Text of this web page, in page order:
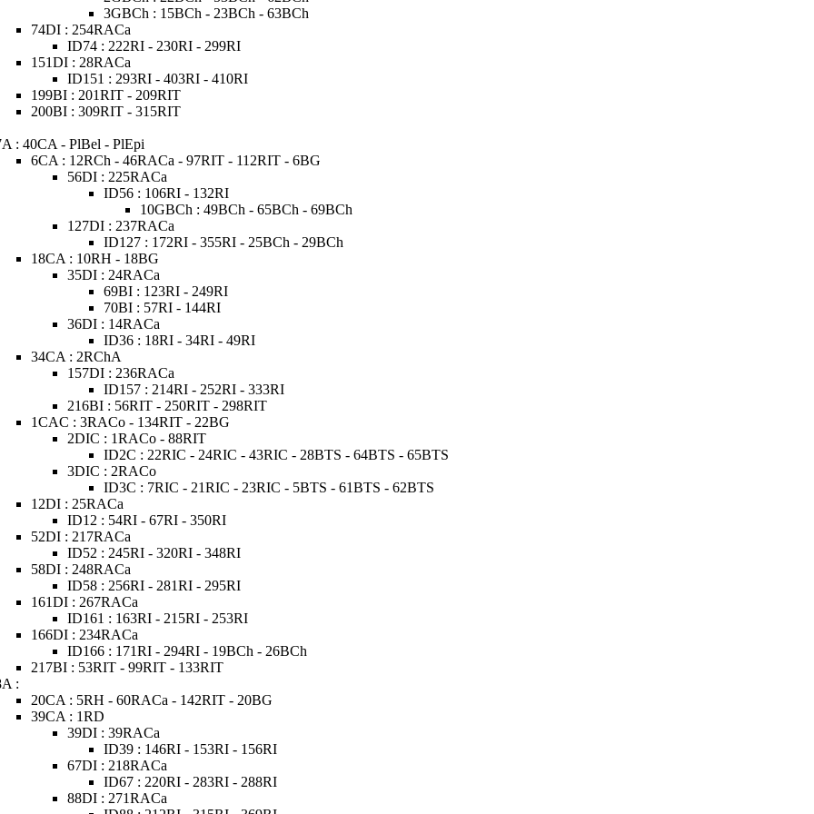
3GBCh : 15BCh - 23BCh - 63BCh
74DI : 254RACa
ID74 : 222RI - 230RI - 299RI
151DI : 28RACa
ID151 : 293RI - 403RI - 410RI
199BI : 201RIT - 209RIT
200BI : 309RIT - 315RIT
: 40CA - PlBel - PlEpi
6CA : 12RCh - 46RACa - 97RIT - 112RIT - 6BG
56DI : 225RACa
ID56 : 106RI - 132RI
10GBCh : 49BCh - 65BCh - 69BCh
127DI : 237RACa
ID127 : 172RI - 355RI - 25BCh - 29BCh
18CA : 10RH - 18BG
35DI : 24RACa
69BI : 123RI - 249RI
70BI : 57RI - 144RI
36DI : 14RACa
ID36 : 18RI - 34RI - 49RI
34CA : 2RChA
157DI : 236RACa
ID157 : 214RI - 252RI - 333RI
216BI : 56RIT - 250RIT - 298RIT
1CAC : 3RACo - 134RIT - 22BG
2DIC : 1RACo - 88RIT
ID2C : 22RIC - 24RIC - 43RIC - 28BTS - 64BTS - 65BTS
3DIC : 2RACo
ID3C : 7RIC - 21RIC - 23RIC - 5BTS - 61BTS - 62BTS
12DI : 25RACa
ID12 : 54RI - 67RI - 350RI
52DI : 217RACa
ID52 : 245RI - 320RI - 348RI
58DI : 248RACa
ID58 : 256RI - 281RI - 295RI
161DI : 267RACa
ID161 : 163RI - 215RI - 253RI
166DI : 234RACa
ID166 : 171RI - 294RI - 19BCh - 26BCh
217BI : 53RIT - 99RIT - 133RIT
:
20CA : 5RH - 60RACa - 142RIT - 20BG
39CA : 1RD
39DI : 39RACa
ID39 : 146RI - 153RI - 156RI
67DI : 218RACa
ID67 : 220RI - 283RI - 288RI
88DI : 271RACa